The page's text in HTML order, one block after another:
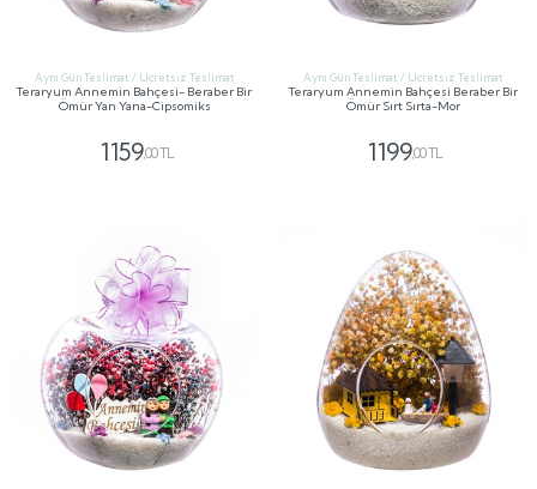
Aynı Gün Teslimat / Ücretsiz Teslimat
Teraryum Annemin Bahçesi- Beraber Bir
Ömür Yan Yana-Cipsomiks
1159,00 TL
Aynı Gün Teslimat / Ücretsiz Teslimat
Teraryum Annemin Bahçesi Beraber Bir
Ömür Sırt Sırta-Mor
1199,00 TL